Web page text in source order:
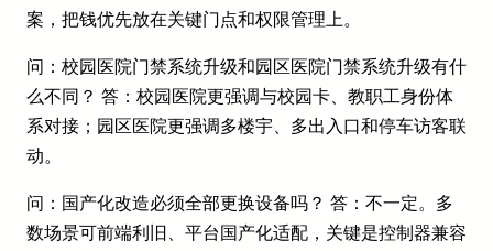
案，把钱优先放在关键门点和权限管理上。
问：校园医院门禁系统升级和园区医院门禁系统升级有什
么不同？ 答：校园医院更强调与校园卡、教职工身份体
系对接；园区医院更强调多楼宇、多出入口和停车访客联
动。
问：国产化改造必须全部更换设备吗？ 答：不一定。多
数场景可前端利旧、平台国产化适配，关键是控制器兼容